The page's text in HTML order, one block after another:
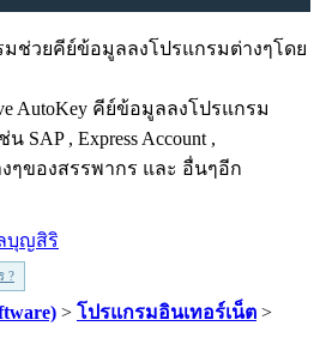
AutoKey คีย์ข้อมูลลงโปรแกรม
SAP , Express Account ,
ๆของสรรพากร และ อื่นๆอีก
บุญสิริ
?
> โปรแกรมอินเทอร์เน็ต >